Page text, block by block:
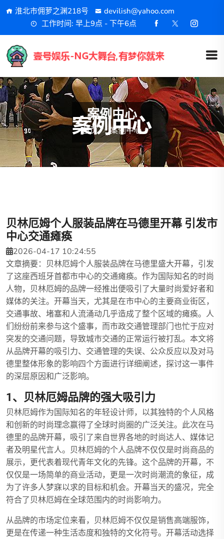
淮北市佣萝之渊218号
devilish@yahoo.com
工作时间: 早上9点 - 下午6点
案例中心
首页 案例中心
贝林厄姆个人服装品牌在马德里开幕 引发市
中心交通瘫痪
2026-04-17 10:24:55
文章摘要：贝林厄姆个人服装品牌在马德里盛大开幕，引发
了这座西班牙首都市中心的交通瘫痪。作为国际知名的时尚
人物，贝林厄姆的品牌一经推出便吸引了大量时尚爱好者和
媒体的关注。开幕当天，尤其是在市中心的主要商业街区，
交通事故、堵塞和人流涌动几乎造成了整个区域的瘫痪。人
们纷纷前来参与这个盛事，而市政交通管理部门也忙于应对
突发的交通问题，导致城市交通的正常运行被打乱。本文将
从品牌开幕的吸引力、交通管理的失误、公众反应以及对马
德里整体形象的影响四个方面进行详细阐述，探讨这一事件
的深层原因和广泛影响。
1、贝林厄姆品牌的强大吸引力
贝林厄姆作为国际知名的年轻设计师，以其独特的个人风格
和创新的时尚理念赢得了全球时尚圈的广泛关注。此次在马
德里的品牌开幕，吸引了来自世界各地的时尚达人、媒体记
者及明星代言人。贝林厄姆的个人品牌不仅仅是时尚商品的
展示，更代表着现代青年文化的先锋。这个品牌的开幕，不
仅仅是一场简单的商业活动，更是一次时尚潮流的象征，成
为了许多人梦寐以求的目标和机会。开幕当天的盛况，完全
符合了贝林厄姆在全球范围内的时尚影响力。
从品牌的市场定位来看，贝林厄姆不仅仅是销售高端服饰，
更是在传递一种生活态度和独特的文化符号。开幕活动选择